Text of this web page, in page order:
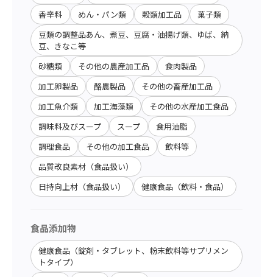
香辛料 めん・パン類 穀類加工品 菓子類
豆類の調整品あん、煮豆、豆腐・油揚げ類、ゆば、納
豆、きなこ等
砂糖類 その他の農産加工品 食肉製品
加工卵製品 酪農製品 その他の畜産加工品
加工魚介類 加工海藻類 その他の水産加工食品
調味料及びスープ スープ 食用油脂
調理食品 その他の加工食品 飲料等
品質改良素材（食品扱い）
日持向上材（食品扱い） 健康食品（飲料・食品）
食品添加物
健康食品（錠剤・タブレット、粉末飲料等サプリメン
トタイプ）